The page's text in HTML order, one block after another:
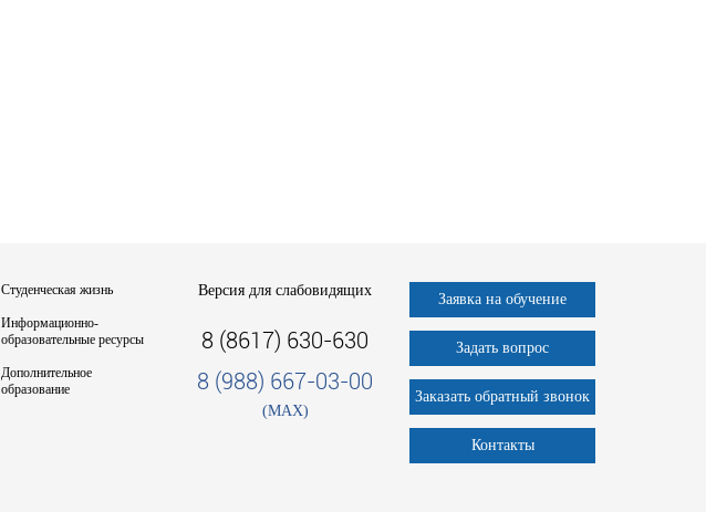
Студенческая жизнь
Информационно-
образовательные ресурсы
Дополнительное
образование
Версия для слабовидящих
8 (8617) 630-630
8 (988) 667-03-00
(MAX)
Заявка на обучение
Задать вопрос
Заказать обратный звонок
Контакты